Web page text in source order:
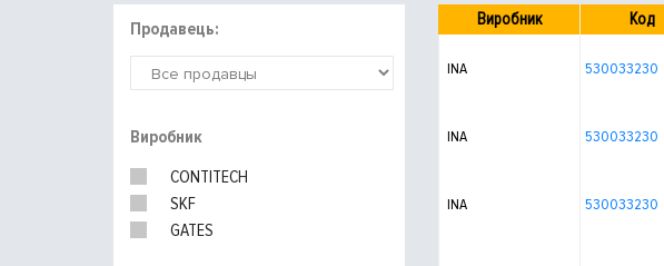
Продавець:
Виробник
CONTITECH
SKF
GATES
Виробник Код
INA 530033230
INA 530033230
INA 530033230